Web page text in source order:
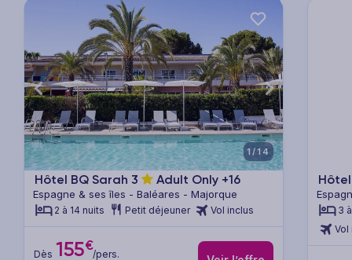
Previous Next
1/14
Hôtel BQ Sarah 3 Adult Only +16
Espagne & ses îles - Baléares - Majorque
2 à 14 nuits Petit déjeuner Vol inclus
Dès 155€
/pers.
3
Vol